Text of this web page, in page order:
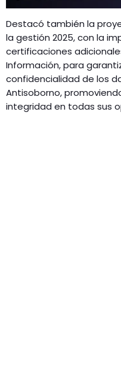
Destacó también la
la gestión 2025, con la
certificaciones
Información, para
confidencialidad de los
Antisoborno,
integridad en todas sus